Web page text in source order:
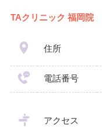
TAクリニック 福岡院
住所
電話番号
アクセス